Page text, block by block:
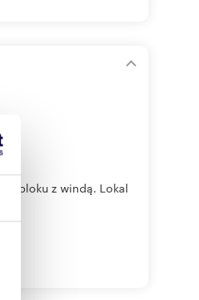
bloku z windą. Lokal